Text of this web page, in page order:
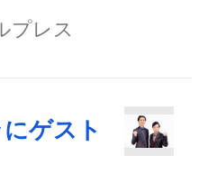
プレス
ゲスト